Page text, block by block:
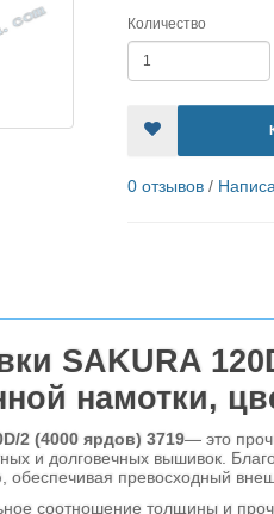
Количество
0 отзывов /
SAKURA
намотки,
2 (4000 ярдов) 3719— это
и долговечных вышивок.
превосходный
соотношение толщины и